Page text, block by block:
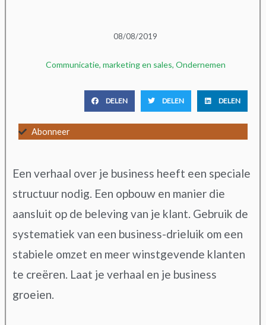
08/08/2019
Communicatie, marketing en sales, Ondernemen
DELEN DELEN DELEN
Abonneer
Een verhaal over je business heeft een speciale
structuur nodig. Een opbouw en manier die
aansluit op de beleving van je klant. Gebruik de
systematiek van een business-drieluik om een
stabiele omzet en meer winstgevende klanten
te creëren. Laat je verhaal en je business
groeien.